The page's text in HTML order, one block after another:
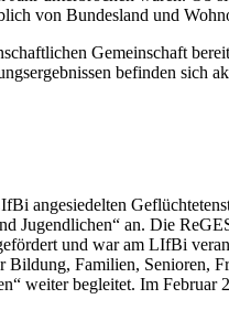
von Bundesland und
Gemeinschaft
befinden sich
angesiedelten
Jugendlichen“ an. Die
und war am LIfBi
Familien, Senioren,
weiter begleitet. Im Februar